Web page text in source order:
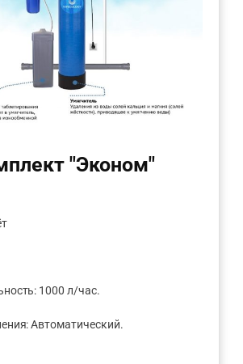
"Эконом"
1000 л/час.
Автоматический.